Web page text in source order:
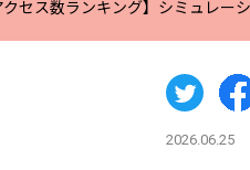
クセス数ランキング】シミュレー
2026.06.25